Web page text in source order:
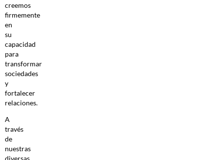
creemos
firmemente
en
su
capacidad
para
transformar
sociedades
y
fortalecer
relaciones.
A
través
de
nuestras